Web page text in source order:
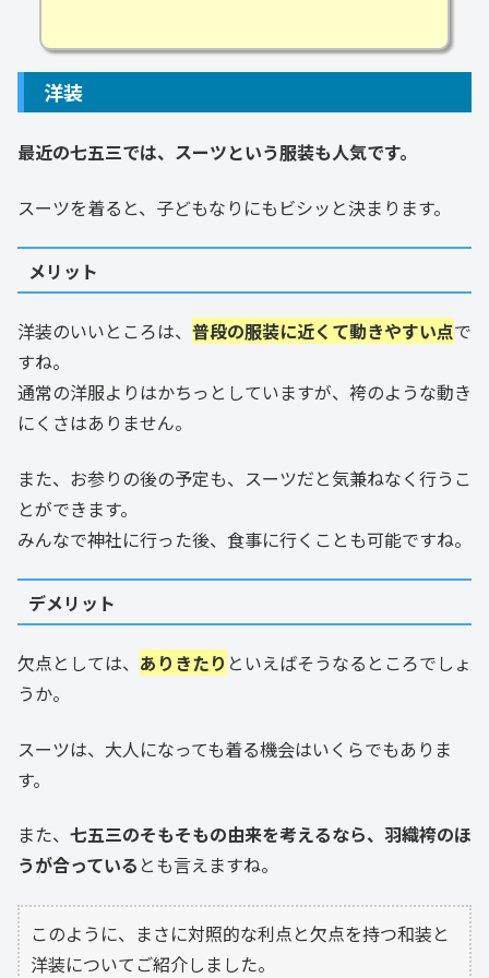
洋装
最近の七五三では、スーツという服装も人気です。
スーツを着ると、子どもなりにもビシッと決まります。
メリット
洋装のいいところは、 普段の服装に近くて動きやすい点で
すね。
通常の洋服よりはかちっとしていますが、袴のような動き
にくさはありません。
また、お参りの後の予定も、スーツだと気兼ねなく行うこ
とができます。
みんなで神社に行った後、食事に行くことも可能ですね。
デメリット
欠点としては、 ありきたり といえばそうなるところでしょ
うか。
スーツは、大人になっても着る機会はいくらでもありま
す。
また、 七五三のそもそもの由来を考えるなら、羽織袴のほ
うが合っている とも言えますね。
このように、まさに対照的な利点と欠点を持つ和装と
洋装についてご紹介しました。